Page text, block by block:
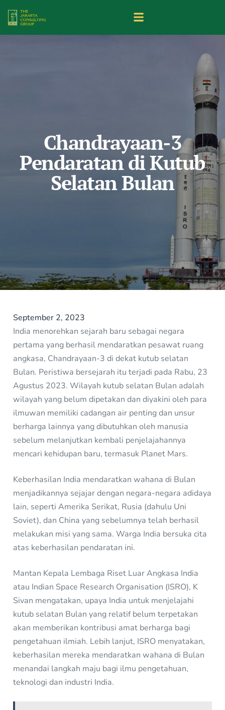
Chandrayaan-3
Pendaratan di Kutub
Selatan Bulan
September 2, 2023
India menorehkan sejarah baru sebagai negara
pertama yang berhasil mendaratkan pesawat ruang
angkasa, Chandrayaan-3 di dekat kutub selatan
Bulan. Peristiwa bersejarah itu terjadi pada Rabu, 23
Agustus 2023. Wilayah kutub selatan Bulan adalah
wilayah yang belum dipetakan dan diyakini oleh para
ilmuwan memiliki cadangan air penting dan unsur
berharga lainnya yang dibutuhkan oleh manusia
sebelum melanjutkan kembali penjelajahannya
mencari kehidupan baru, termasuk Planet Mars.
Keberhasilan India mendaratkan wahana di Bulan
menjadikannya sejajar dengan negara-negara adidaya
lain, seperti Amerika Serikat, Rusia (dahulu Uni
Soviet), dan China yang sebelumnya telah berhasil
melakukan misi yang sama. Warga India bersuka cita
atas keberhasilan pendaratan ini.
Mantan Kepala Lembaga Riset Luar Angkasa India
atau Indian Space Research Organisation (ISRO), K
Sivan mengatakan, upaya India untuk menjelajahi
kutub selatan Bulan yang relatif belum terpetakan
akan memberikan kontribusi amat berharga bagi
pengetahuan ilmiah. Lebih lanjut, ISRO menyatakan,
keberhasilan mereka mendaratkan wahana di Bulan
menandai langkah maju bagi ilmu pengetahuan,
teknologi dan industri India.